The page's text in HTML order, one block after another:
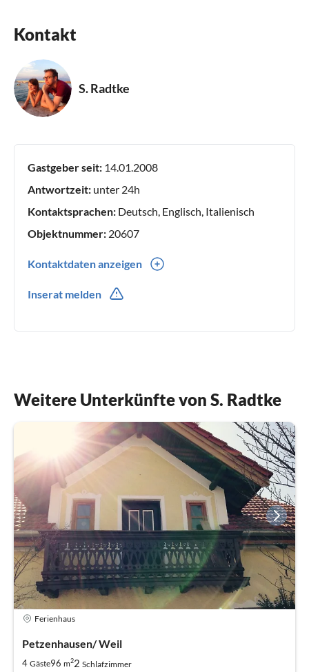
Kontakt
S. Radtke
Gastgeber seit: 14.01.2008
Antwortzeit: unter 24h
Kontaktsprachen: Deutsch, Englisch, Italienisch
Objektnummer: 20607
Kontaktdaten anzeigen
Inserat melden
Weitere Unterkünfte von S. Radtke
Ferienhaus
Petzenhausen/ Weil
4 Gäste96 m22 Schlafzimmer